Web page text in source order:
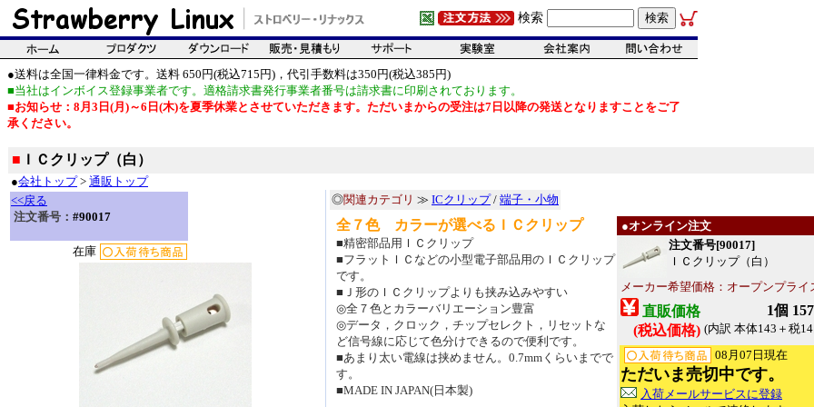
検索
●送料は全国一律料金です。送料 650円(税込715円)，代引手数料は350円(税込385円)
■当社はインボイス登録事業者です。適格請求書発行事業者番号は請求書に印刷されております。
■お知らせ：8月3日(月)～6日(木)を夏季休業とさせていただきます。ただいまからの受注は7日以降の発送となりますことをご了
承ください。
■ ＩＣクリップ（白）
●会社トップ> 通販トップ
<<戻る
注文番号： #90017
在庫
◎関連カテゴリ ≫ ICクリップ/ 端子・小物
●オンライン注文
注文番号[90017]
ＩＣクリップ（白）
メーカー希望価格：オープンプライ
直販価格
(税込価格)
1個
(内訳 本体143＋税
08月07日現在
ただいま売切中です。
入荷メールサービスに登録
全７色 カラーが選べるＩＣクリップ
■精密部品用ＩＣクリップ
■フラットＩＣなどの小型電子部品用のＩＣクリップ
です。
■Ｊ形のＩＣクリップよりも挟み込みやすい
◎全７色とカラーバリエーション豊富
◎データ，クロック，チップセレクト，リセットな
ど信号線に応じて色分けできるので便利です。
■あまり太い電線は挟めません。0.7mmくらいまでで
す。
■MADE IN JAPAN(日本製)